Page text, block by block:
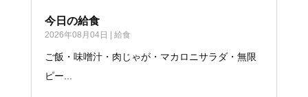
今日の給食
2026年08月04日 給食
ご飯・味噌汁・肉じゃが・マカロニサラダ・無限
ピー...